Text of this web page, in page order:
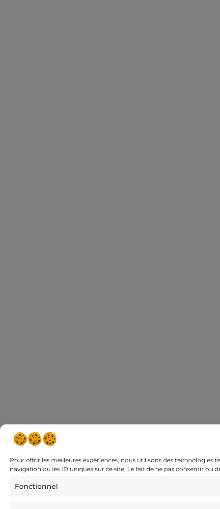
Pour offrir les meilleures expériences, nous utilisons des
navigation ou les ID uniques sur ce site. Le fait de ne pas consentir
Fonctionnel